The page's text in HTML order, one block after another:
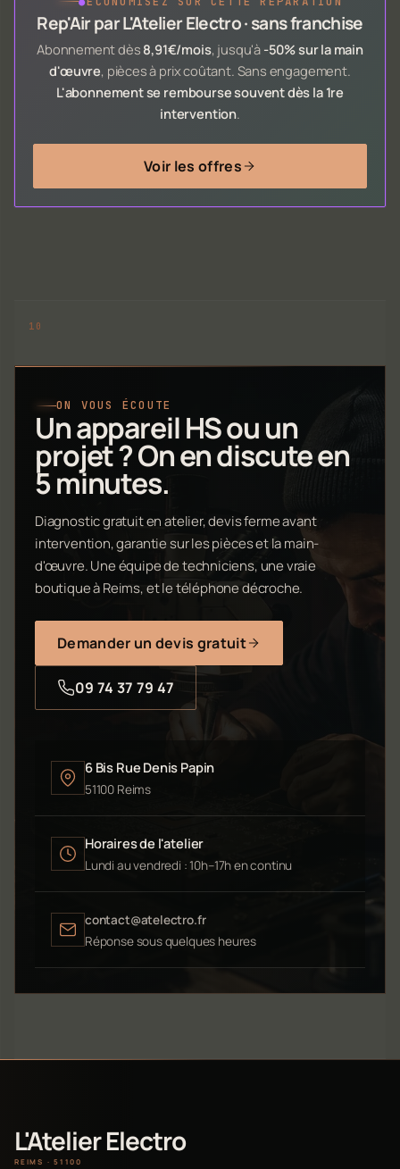
Rep'Air par L'Atelier Electro · sans franchise
Abonnement dès 8,91€/mois, jusqu'à -50% sur la main
d'œuvre, pièces à prix coûtant. Sans engagement.
L'abonnement se rembourse souvent dès la 1re
intervention.
Voir les offres
ON VOUS ÉCOUTE
Un appareil HS ou un
projet ? On en discute en
5 minutes.
Diagnostic gratuit en atelier, devis ferme avant
intervention, garantie sur les pièces et la main-
d'œuvre. Une équipe de techniciens, une vraie
boutique à Reims, et le téléphone décroche.
Demander un devis gratuit
09 74 37 79 47
6 Bis Rue Denis Papin
51100 Reims
Horaires de l'atelier
Lundi au vendredi : 10h–17h en continu
contact@atelectro.fr
Réponse sous quelques heures
L'Atelier Electro
REIMS · 51100